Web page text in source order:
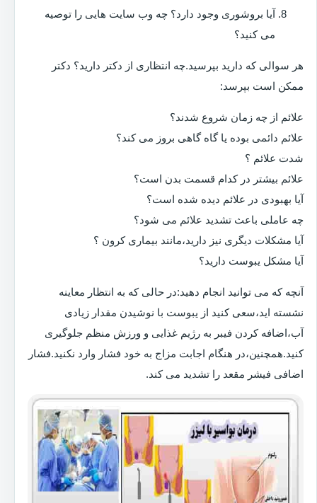
آیا بروشوری وجود دارد؟ چه وب سایت هایی را توصیه
می کنید؟
هر سوالی که دارید بپرسید.چه انتظاری از دکتر دارید؟ دکتر
ممکن است بپرسد:
علائم از چه زمان شروع شدند؟
علائم دائمی بوده یا گاه گاهی بروز می کند؟
شدت علائم ؟
علائم بیشتر در کدام قسمت بدن است؟
آیا بهبودی در علائم دیده شده است؟
چه عاملی باعث تشدید علائم می شود؟
آیا مشکلات دیگری نیز دارید،مانند بیماری کرون ؟
آیا مشکل یبوست دارید؟
آنچه که می توانید انجام دهید:در حالی که به انتظار معاینه
نشسته اید،سعی کنید از یبوست با نوشیدن مقدار زیادی
آب،اضافه کردن فیبر به رژیم غذایی و ورزش منظم جلوگیری
کنید.همچنین،در هنگام اجابت مزاج به خود فشار وارد نکنید.فشار
اضافی فیشر مقعد را تشدید می کند.